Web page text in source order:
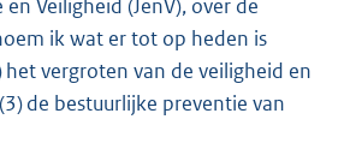
Veiligheid (JenV), over de
ik wat er tot op heden is
vergroten van de veiligheid en
de bestuurlijke preventie van